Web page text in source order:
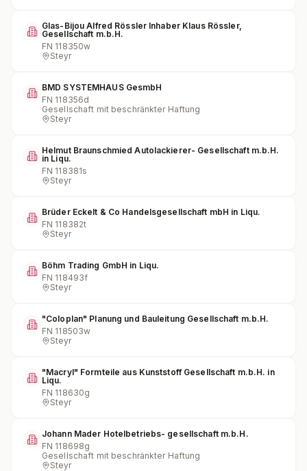
Glas-Bijou Alfred Rössler Inhaber Klaus Rössler,
Gesellschaft m.b.H.
FN 118350w
Steyr
BMD SYSTEMHAUS GesmbH
FN 118356d
Gesellschaft mit beschränkter Haftung
Steyr
Helmut Braunschmied Autolackierer- Gesellschaft m.b.H.
in Liqu.
FN 118381s
Steyr
Brüder Eckelt & Co Handelsgesellschaft mbH in Liqu.
FN 118382t
Steyr
Böhm Trading GmbH in Liqu.
FN 118493f
Steyr
"Coloplan" Planung und Bauleitung Gesellschaft m.b.H.
FN 118503w
Steyr
"Macryl" Formteile aus Kunststoff Gesellschaft m.b.H. in
Liqu.
FN 118630g
Steyr
Johann Mader Hotelbetriebs- gesellschaft m.b.H.
FN 118698g
Gesellschaft mit beschränkter Haftung
Steyr